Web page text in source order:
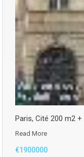
Paris, Cité 200 m2
Read More
€1900000